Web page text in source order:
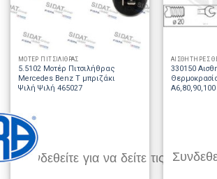
ΜΟΤΕΡ ΠΙΤΣΙΛΙΘΡΑΣ
5.5102 Μοτέρ Πιτσιλήθρας
Mercedes Benz T μπριζάκι
Ψιλή Ψιλή 465027
Συνδεθείτε για να δείτε τις τιμές
ΑΙΣΘΗΤΗΡΕΣ
330150
A6,80,90,100